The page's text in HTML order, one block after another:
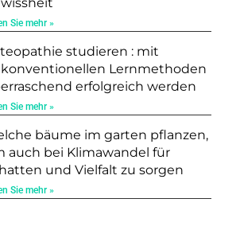
Sie mehr »
studieren : mit
Lernmethoden
erfolgreich werden
Sie mehr »
bäume im garten pflanzen,
auch bei Klimawandel für
und Vielfalt zu sorgen
Sie mehr »